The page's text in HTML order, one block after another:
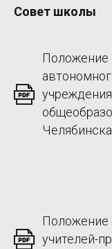
Совет школы
Положение
Положение
учителей-